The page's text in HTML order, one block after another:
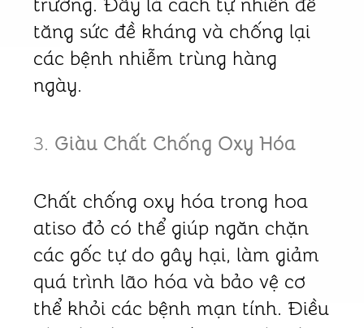
trường. Đây là cách tự nhiên để
tăng sức đề kháng và chống lại
các bệnh nhiễm trùng hàng
ngày.
3. Giàu Chất Chống Oxy Hóa
Chất chống oxy hóa trong hoa
atiso đỏ có thể giúp ngăn chặn
các gốc tự do gây hại, làm giảm
quá trình lão hóa và bảo vệ cơ
thể khỏi các bệnh mạn tính. Điều